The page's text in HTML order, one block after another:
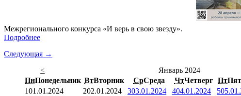
Межрегионального конкурса «И верь в свою звезду».
Подробнее
Следующая →
<
Январь 2024
ПнПонедельник ВтВторник СрСреда ЧтЧетверг Пт
101.01.2024 202.01.2024 303.01.2024 404.01.2024 5